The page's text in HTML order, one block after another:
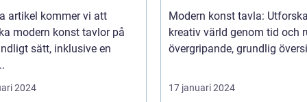
till sig både
och konstälskare
världen
artikel kommer vi att
modern konst tavlor på
sätt, inklusive en
2024
Modern konst tavla:
kreativ värld genom tid och
övergripande, grundlig
17 januari 2024